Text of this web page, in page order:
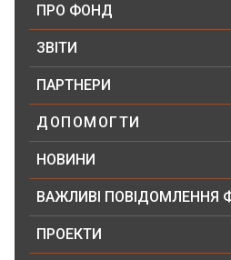
ПРО ФОНД
ЗВІТИ
ПАРТНЕРИ
ДОПОМОГТИ
НОВИНИ
ВАЖЛИВІ ПОВІДОМЛЕННЯ
ПРОЕКТИ